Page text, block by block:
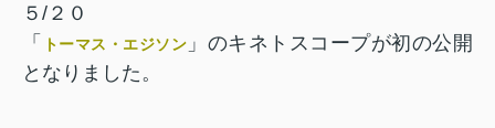
５/２０
「
トーマス・エジソン 」のキネトスコープが初の公開
となりました。